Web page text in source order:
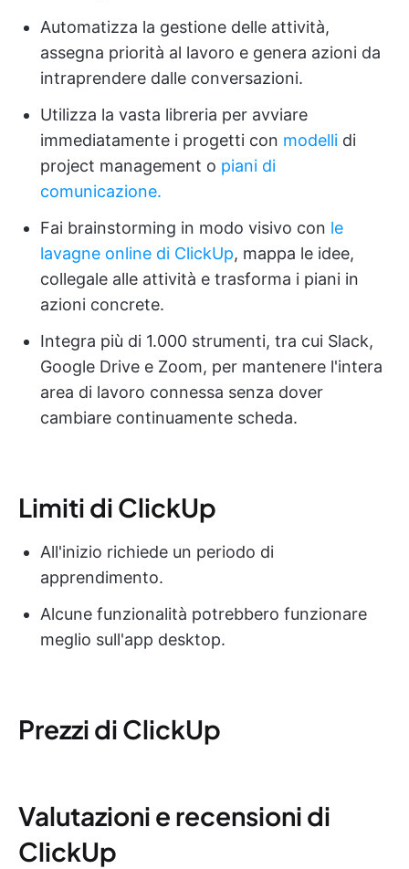
Automatizza la gestione delle attività,
assegna priorità al lavoro e genera azioni da
intraprendere dalle conversazioni.
Utilizza la vasta libreria per avviare
immediatamente i progetti con modelli di
project management o piani di
comunicazione.
Fai brainstorming in modo visivo con le
lavagne online di ClickUp, mappa le idee,
collegale alle attività e trasforma i piani in
azioni concrete.
Integra più di 1.000 strumenti, tra cui Slack,
Google Drive e Zoom, per mantenere l'intera
area di lavoro connessa senza dover
cambiare continuamente scheda.
Limiti di ClickUp
All'inizio richiede un periodo di
apprendimento.
Alcune funzionalità potrebbero funzionare
meglio sull'app desktop.
Prezzi di ClickUp
Valutazioni e recensioni di
ClickUp